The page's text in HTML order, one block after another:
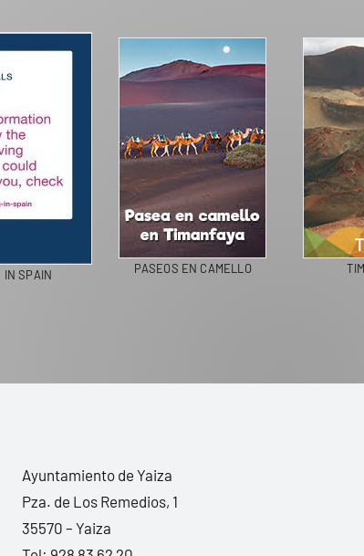
PASEOS EN CAMELLO TIMANFAYA
Ayuntamiento de Yaiza
Pza. de Los Remedios, 1
35570 – Yaiza